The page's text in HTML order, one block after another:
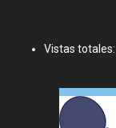
Vistas totales: